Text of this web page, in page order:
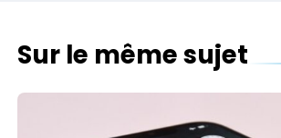
Sur le même sujet